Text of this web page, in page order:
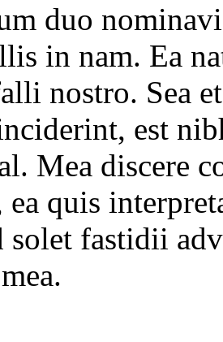
duo
in nam. Ea
nostro. Sea
est
Mea discere
quis
fastidii